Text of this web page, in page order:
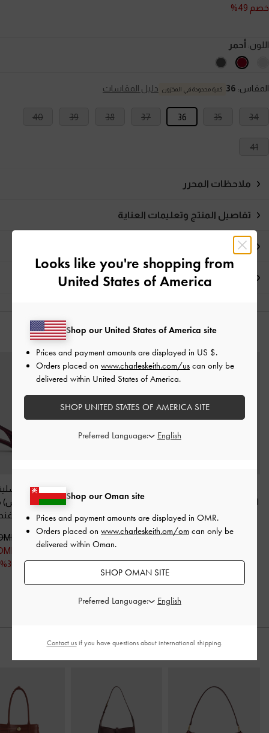
خصم 49%
اللون: أحمر
المقاس: 36 كمية محدودة في المخزون دليل المقاسات
34
35
36
37
38
39
40
41
ملاحظات المحرر
تفاصيل المنتج وتعليمات العناية
العروض الحصرية
الشحن والإرجاع
قد يعجبك آيضاً
اللامع بكعب عالٍ عريض
ماروني
38.00 OMR
مزين بالكريستالات مع
حلقة إصبع- برغندي
32.00 OMR
20.00 OMR
خصم 38%
أحذية روثي
بكعب (بامبس)
بالترتر
40.00 OMR
28.00 OMR
خصم 30%
Looks like you're shopping from
United States of America
Shop our Oman site
Prices and payment amounts are displayed in OMR.
Orders placed on www.charleskeith.om/om can only be
delivered within Oman.
SHOP OMAN SITE
Preferred Language:
Shop our United States of America site
Prices and payment amounts are displayed in US $.
Orders placed on www.charleskeith.com/us can only be
delivered within United States of America.
SHOP UNITED STATES OF AMERICA SITE
Preferred Language:
Contact usif you have questions about international shipping.